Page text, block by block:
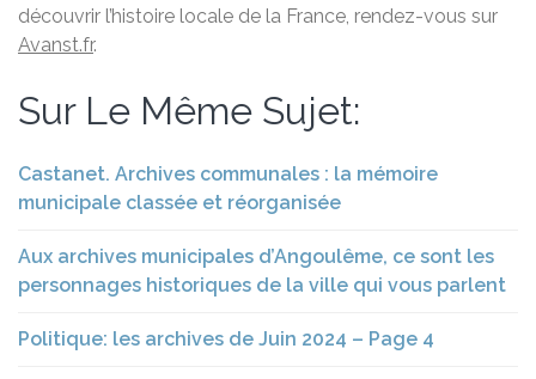
découvrir l’histoire locale de la France, rendez-vous sur
Avanst.fr.
Sur Le Même Sujet:
Castanet. Archives communales : la mémoire
municipale classée et réorganisée
Aux archives municipales d’Angoulême, ce sont les
personnages historiques de la ville qui vous parlent
Politique: les archives de Juin 2024 – Page 4